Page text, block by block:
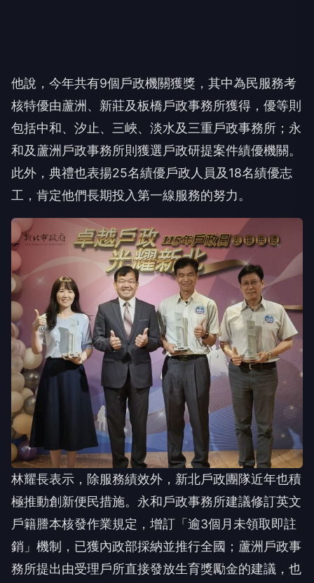
他說，今年共有9個戶政機關獲獎，其中為民服務考
核特優由蘆洲、新莊及板橋戶政事務所獲得，優等則
包括中和、汐止、三峽、淡水及三重戶政事務所；永
和及蘆洲戶政事務所則獲選戶政研提案件績優機關。
此外，典禮也表揚25名績優戶政人員及18名績優志
工，肯定他們長期投入第一線服務的努力。
林耀長表示，除服務績效外，新北戶政團隊近年也積
極推動創新便民措施。永和戶政事務所建議修訂英文
戶籍謄本核發作業規定，增訂「逾3個月未領取即註
銷」機制，已獲內政部採納並推行全國；蘆洲戶政事
務所提出由受理戶所直接發放生育獎勵金的建議，也